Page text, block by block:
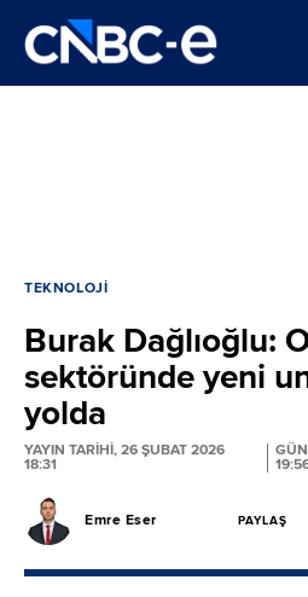
TEKNOLOJI
Burak Dağlıoğlu:
sektöründe yeni
yolda
YAYIN TARİHİ, 26 ŞUBAT 2026
18:31
Emre Eser PAYLAŞ